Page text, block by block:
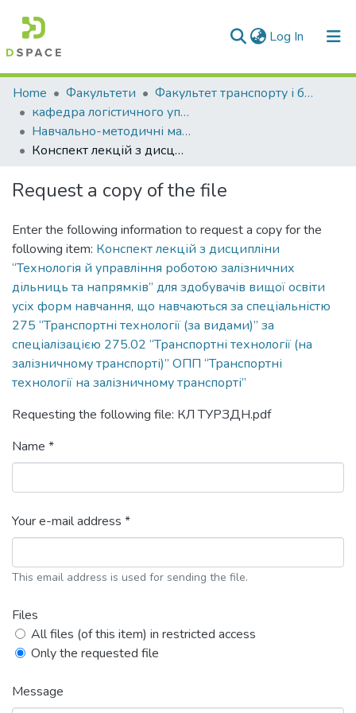
Log In (current)
Communities & Collections
All of DSpace
Statistics
Home Факультети
Факультет транспорту і будівництва
кафедра логістичного управління та безпеки руху на транспорті
Навчально-методичні матеріали (КЛУБРТ)
Конспект лекцій з дисципліни “Технологія й управління роботою залізничних дільниць та напрямків” для здобувачів вищої освіти усіх форм навчання, що навчаються за спеціальністю 275 “Транспортні технології (за видами)” за спеціалізацією 275.02 “Транспортні технології (на залізничному транспорті)” ОПП “Транспортні технології на залізничному транспорті”
Request a copy of the file
Enter the following information to request a copy for the
following item: Конспект лекцій з дисципліни
“Технологія й управління роботою залізничних
дільниць та напрямків” для здобувачів вищої освіти
усіх форм навчання, що навчаються за спеціальністю
275 “Транспортні технології (за видами)” за
спеціалізацією 275.02 “Транспортні технології (на
залізничному транспорті)” ОПП “Транспортні
технології на залізничному транспорті”
Requesting the following file: КЛ ТУРЗДН.pdf
Name *
Your e-mail address *
This email address is used for sending the file.
Files
All files (of this item) in restricted access
Only the requested file
Message